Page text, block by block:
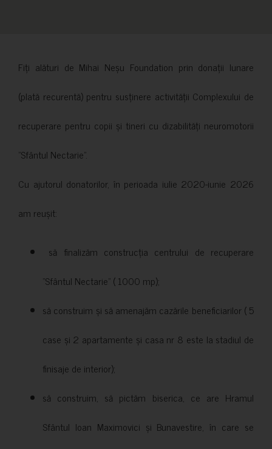
Fiți alături de Mihai Neșu Foundation prin donații lunare
(plată recurentă) pentru susținere activității Complexului de
recuperare pentru copii și tineri cu dizabilități neuromotorii
”Sfântul Nectarie”.
Cu ajutorul donatorilor, în perioada iulie 2020-iunie 2026
am reușit:
să finalizăm construcția centrului de recuperare
”Sfântul Nectarie” ( 1000 mp);
să construim și să amenajăm cazările beneficiarilor ( 5
case și 2 apartamente și casa nr 8 este la stadiul de
finisaje de interior);
să construim, să pictăm biserica, ce are Hramul
Sfântul Ioan Maximovici și Bunavestire, în care se